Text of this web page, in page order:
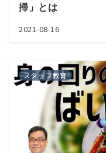
掃」とは
2021-08-16
スタッフ教育